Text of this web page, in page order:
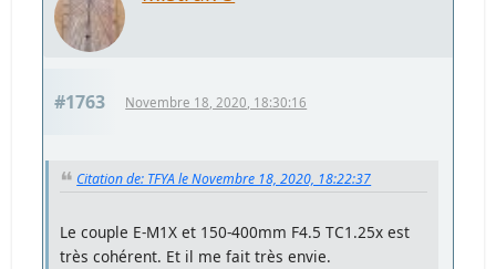
#1763 Novembre 18, 2020, 18:30:16
Citation de: TFYA le Novembre 18, 2020, 18:22:37
Le couple E-M1X et 150-400mm F4.5 TC1.25x est
très cohérent. Et il me fait très envie.